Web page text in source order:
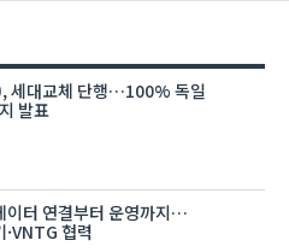
세대교체 단행…100% 독일
발표
이터 연결부터 운영까지…
협력